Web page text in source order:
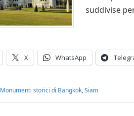
suddivise
X WhatsApp
Monumenti storici di Bangkok,Siam